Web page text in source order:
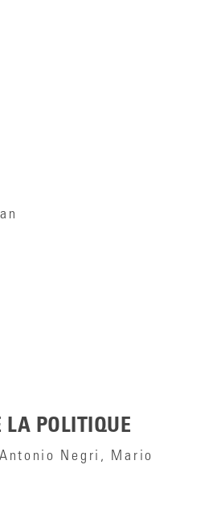
LA POLITIQUE
Negri, Mario